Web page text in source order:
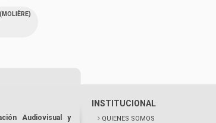
Audiovisual y
INSTITUCIONAL
QUIENES SOMOS